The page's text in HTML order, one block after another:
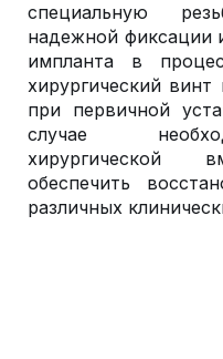
специальную
надежной фиксации
импланта в
хирургический
при первичной
случае
хирургической
обеспечить
различных